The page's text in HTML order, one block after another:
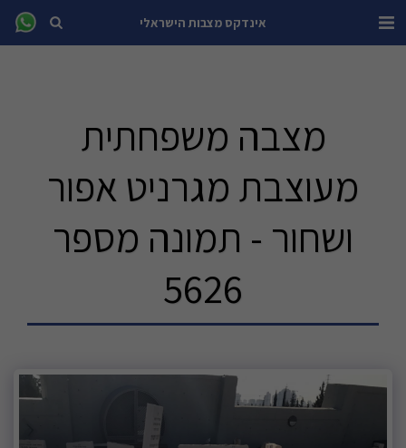
אינדקס מצבות הישראלי
מצבה משפחתית
מעוצבת מגרניט אפור
ושחור - תמונה מספר
5626